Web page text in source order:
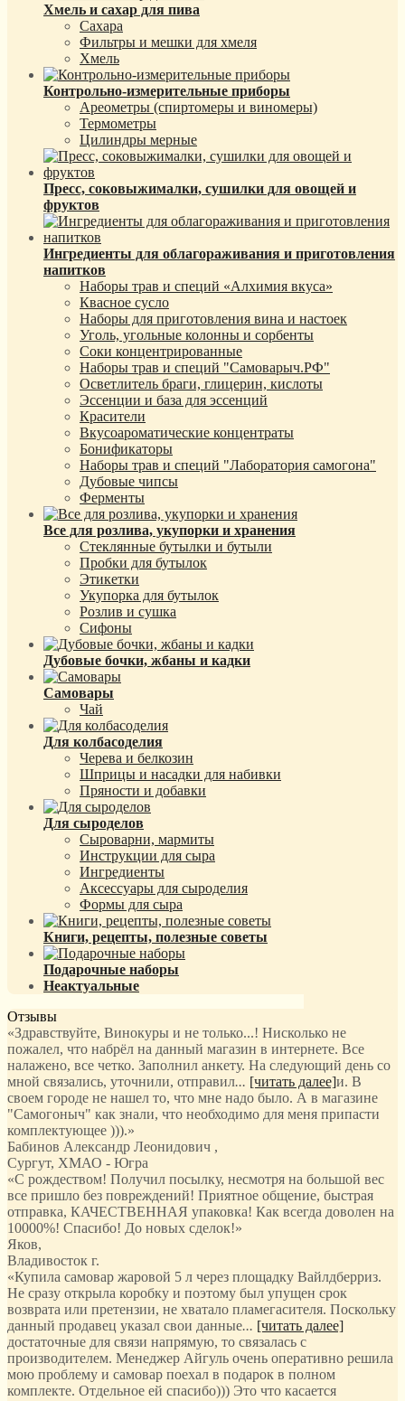
Хмель и сахар для пива
Сахара
Фильтры и мешки для хмеля
Хмель
Контрольно-измерительные приборы
Ареометры (спиртомеры и виномеры)
Термометры
Цилиндры мерные
Пресс, соковыжималки, сушилки для овощей и
фруктов
Ингредиенты для облагораживания и приготовления
напитков
Наборы трав и специй «Алхимия вкуса»
Квасное сусло
Наборы для приготовления вина и настоек
Уголь, угольные колонны и сорбенты
Соки концентрированные
Наборы трав и специй "Самоварыч.РФ"
Осветлитель браги, глицерин, кислоты
Эссенции и база для эссенций
Красители
Вкусоароматические концентраты
Бонификаторы
Наборы трав и специй "Лаборатория самогона"
Дубовые чипсы
Ферменты
Все для розлива, укупорки и хранения
Стеклянные бутылки и бутыли
Пробки для бутылок
Этикетки
Укупорка для бутылок
Розлив и сушка
Сифоны
Дубовые бочки, жбаны и кадки
Самовары
Чай
Для колбасоделия
Черева и белкозин
Шприцы и насадки для набивки
Пряности и добавки
Для сыроделов
Сыроварни, мармиты
Инструкции для сыра
Ингредиенты
Аксессуары для сыроделия
Формы для сыра
Книги, рецепты, полезные советы
Подарочные наборы
Неактуальные
Отзывы
«Здравствуйте, Винокуры и не только...! Нисколько не
пожалел, что набрёл на данный магазин в интернете. Все
налажено, все четко. Заполнил анкету. На следующий день со
мной связались, уточнили, отправил... [читать далее]и. В
своем городе не нашел то, что мне надо было. А в магазине
"Самогоныч" как знали, что необходимо для меня припасти
комплектующее ))).»
Бабинов Александр Леонидович ,
Сургут, ХМАО - Югра
«С рождеством! Получил посылку, несмотря на большой вес
все пришло без повреждений! Приятное общение, быстрая
отправка, КАЧЕСТВЕННАЯ упаковка! Как всегда доволен на
10000%! Спасибо! До новых сделок!»
Яков,
Владивосток г.
«Купила самовар жаровой 5 л через площадку Вайлдберриз.
Не сразу открыла коробку и поэтому был упущен срок
возврата или претензии, не хватало пламегасителя. Поскольку
данный продавец указал свои данные... [читать далее]
достаточные для связи напрямую, то связалась с
производителем. Менеджер Айгуль очень оперативно решила
мою проблему и самовар поехал в подарок в полном
комплекте. Отдельное ей спасибо))) Это что касается